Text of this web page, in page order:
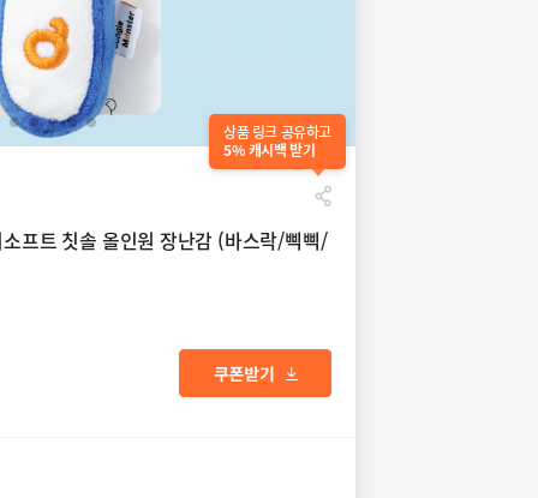
상품 링크 공유하고
5% 캐시백 받기
프트 칫솔 올인원 장난감 (바스락/삑삑/